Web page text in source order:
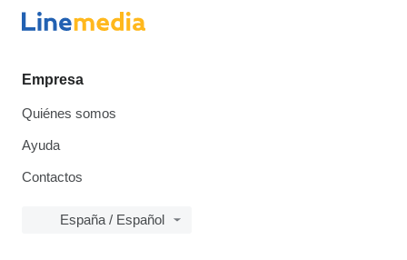
Empresa
Quiénes somos
Ayuda
Contactos
España / Español